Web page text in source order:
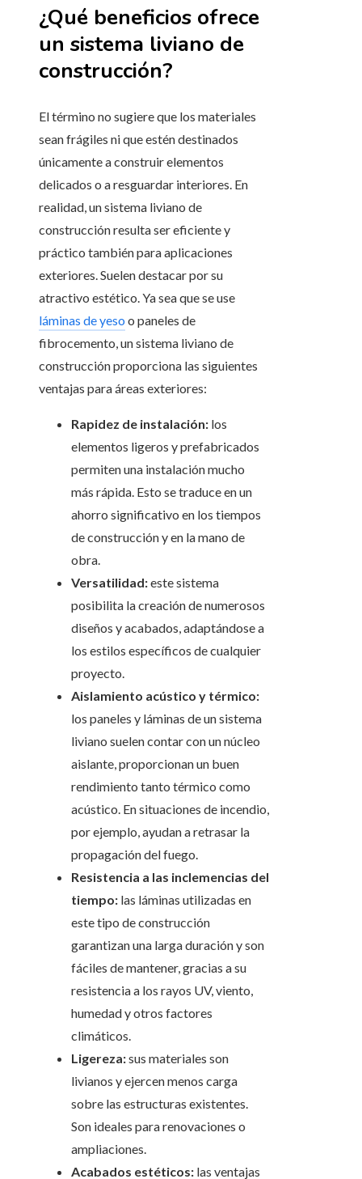
¿Qué beneficios ofrece
un sistema liviano de
construcción?
El término no sugiere que los materiales
sean frágiles ni que estén destinados
únicamente a construir elementos
delicados o a resguardar interiores. En
realidad, un sistema liviano de
construcción resulta ser eficiente y
práctico también para aplicaciones
exteriores. Suelen destacar por su
atractivo estético. Ya sea que se use
láminas de yeso o paneles de
fibrocemento, un sistema liviano de
construcción proporciona las siguientes
ventajas para áreas exteriores:
Rapidez de instalación: los
elementos ligeros y prefabricados
permiten una instalación mucho
más rápida. Esto se traduce en un
ahorro significativo en los tiempos
de construcción y en la mano de
obra.
Versatilidad:este sistema
posibilita la creación de numerosos
diseños y acabados, adaptándose a
los estilos específicos de cualquier
proyecto.
Aislamiento acústico y térmico:
los paneles y láminas de un sistema
liviano suelen contar con un núcleo
aislante, proporcionan un buen
rendimiento tanto térmico como
acústico. En situaciones de incendio,
por ejemplo, ayudan a retrasar la
propagación del fuego.
Resistencia a las inclemencias del
tiempo: las láminas utilizadas en
este tipo de construcción
garantizan una larga duración y son
fáciles de mantener, gracias a su
resistencia a los rayos UV, viento,
humedad y otros factores
climáticos.
Ligereza:sus materiales son
livianos y ejercen menos carga
sobre las estructuras existentes.
Son ideales para renovaciones o
ampliaciones.
Acabados estéticos: las ventajas